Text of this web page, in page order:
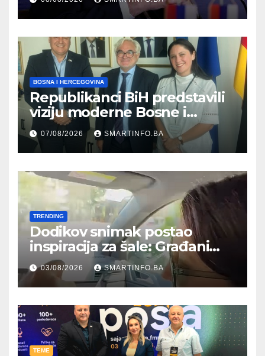
kultura postoji i pripada svim
građanima
BOSNA I HERCEGOVINA
Republikanci BiH predstavili
viziju moderne Bosne i
Hercegovine ambasadoru
Njemačke
07/08/2026 SMARTINFO.BA
TRENDING
Dodikov snimak postao
inspiracija za šale: Građani
kroz parodiju poslali poruku
03/08/2026 SMARTINFO.BA
TEME